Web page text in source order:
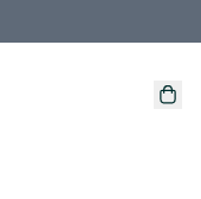
送貨方式 )